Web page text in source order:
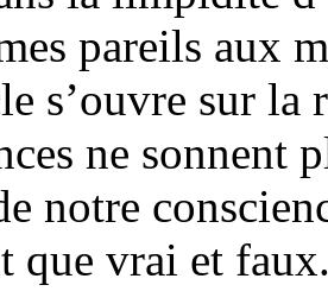
pareils aux
s’ouvre sur
ne sonnent
notre
que vrai et